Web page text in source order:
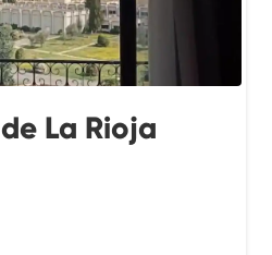
La Rioja